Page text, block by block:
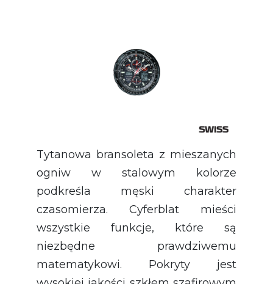
Tytanowa bransoleta z mieszanych
ogniw w stalowym kolorze
podkreśla męski charakter
czasomierza. Cyferblat mieści
wszystkie funkcje, które są
niezbędne prawdziwemu
matematykowi. Pokryty jest